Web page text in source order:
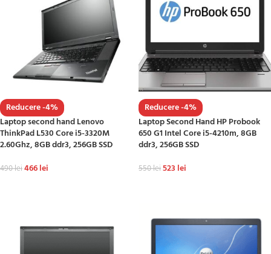
Reducere -4%
Laptop second hand Lenovo
ThinkPad L530 Core i5-3320M
2.60Ghz, 8GB ddr3, 256GB SSD
490lei466lei
Reducere -4%
Laptop Second Hand HP Probook
650 G1 Intel Core i5-4210m, 8GB
ddr3, 256GB SSD
550lei523 lei